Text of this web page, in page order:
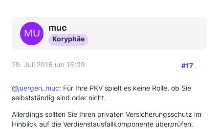
muc
Koryphäe
29. Juli 2016 um 15:09 #17
@juergen_muc: Für Ihre PKV spielt es keine Rolle, ob Sie
selbstständig sind oder nicht.
Allerdings sollten Sie Ihren privaten Versicherungsschutz im
Hinblick auf die Verdienstausfallkomponente überprüfen.